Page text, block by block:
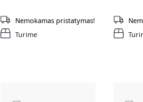
Turime
Nemokamas pristatymas!